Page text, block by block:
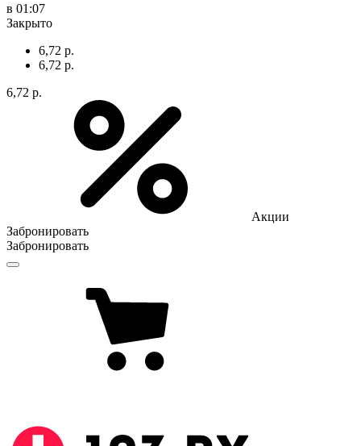
в 01:07
Закрыто
6,72 р.
6,72 р.
6,72 р.
Акции
Забронировать
Забронировать